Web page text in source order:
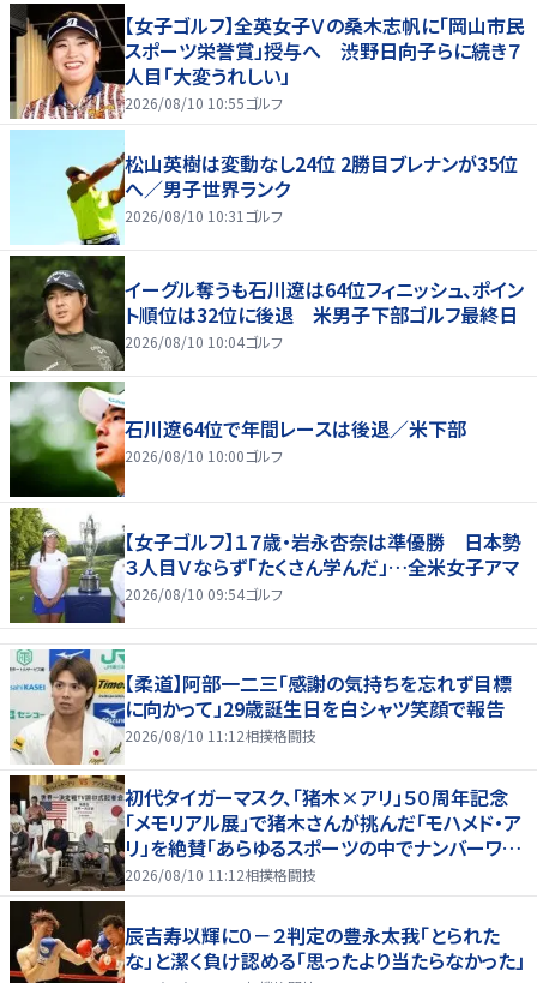
【女子ゴルフ】全英女子Ｖの桑木志帆に「岡山市民
スポーツ栄誉賞」授与へ 渋野日向子らに続き７
人目「大変うれしい」
2026/08/10 10:55ゴルフ
松山英樹は変動なし24位 2勝目ブレナンが35位
へ／男子世界ランク
2026/08/10 10:31 ゴルフ
イーグル奪うも石川遼は64位フィニッシュ、ポイン
ト順位は32位に後退 米男子下部ゴルフ最終日
2026/08/10 10:04ゴルフ
石川遼64位で年間レースは後退／米下部
2026/08/10 10:00ゴルフ
【女子ゴルフ】１７歳・岩永杏奈は準優勝 日本勢
３人目Ｖならず「たくさん学んだ」…全米女子アマ
2026/08/10 09:54ゴルフ
【柔道】阿部一二三「感謝の気持ちを忘れず目標
に向かって」29歳誕生日を白シャツ笑顔で報告
2026/08/10 11:12相撲格闘技
初代タイガーマスク、「猪木×アリ」５０周年記念
「メモリアル展」で猪木さんが挑んだ「モハメド・ア
リ」を絶賛「あらゆるスポーツの中でナンバーワン
の存在」
2026/08/10 11:12相撲格闘技
辰吉寿以輝に０－２判定の豊永太我「とられた
な」と潔く負け認める「思ったより当たらなかった」